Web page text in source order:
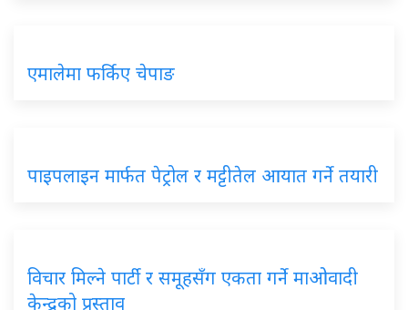
एमालेमा फर्किए चेपाङ
पाइपलाइन मार्फत पेट्रोल र मट्टीतेल आयात गर्ने तयारी
विचार मिल्ने पार्टी र समूहसँग एकता गर्ने माओवादी
केन्द्रको प्रस्ताव